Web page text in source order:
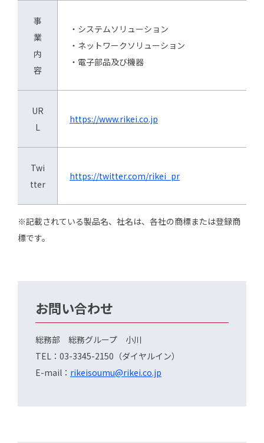
事
業
内
容
・システムソリューション
・ネットワークソリューション
・電子部品及び機器
UR
L
https://www.rikei.co.jp
Twi
tter
https://twitter.com/rikei_pr
※記載されている製品名、社名は、各社の商標または登録商
標です。
お問い合わせ
総務部 総務グループ 小川
TEL：03-3345-2150（ダイヤルイン）
E-mail： rikeisoumu@rikei.co.jp